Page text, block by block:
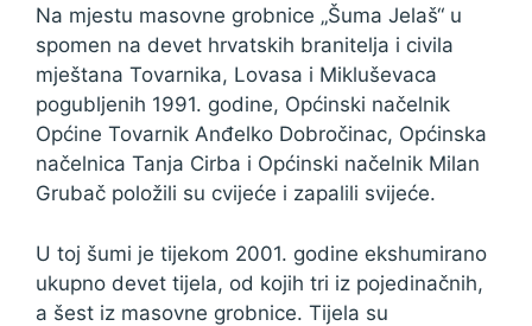
Na mjestu masovne grobnice „Šuma Jelaš“ u
spomen na devet hrvatskih branitelja i civila
mještana Tovarnika, Lovasa i Mikluševaca
pogubljenih 1991. godine, Općinski načelnik
Općine Tovarnik Anđelko Dobročinac, Općinska
načelnica Tanja Cirba i Općinski načelnik Milan
Grubač položili su cvijeće i zapalili svijeće.
U toj šumi je tijekom 2001. godine ekshumirano
ukupno devet tijela, od kojih tri iz pojedinačnih,
a šest iz masovne grobnice. Tijela su